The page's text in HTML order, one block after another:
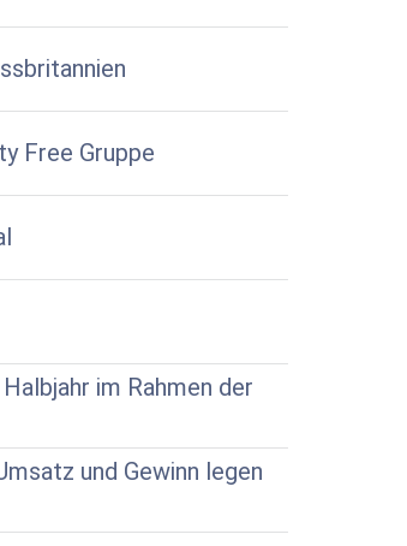
Free Gruppe
im Rahmen der
und Gewinn legen